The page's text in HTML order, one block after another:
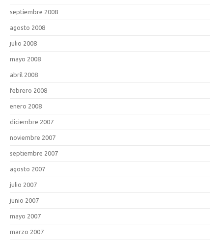
septiembre 2008
agosto 2008
julio 2008
mayo 2008
abril 2008
febrero 2008
enero 2008
diciembre 2007
noviembre 2007
septiembre 2007
agosto 2007
julio 2007
junio 2007
mayo 2007
marzo 2007